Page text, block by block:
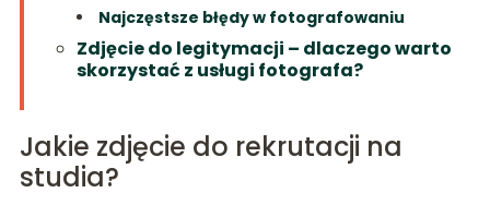
Najczęstsze błędy w fotografowaniu
Zdjęcie do legitymacji – dlaczego warto
skorzystać z usługi fotografa?
Jakie zdjęcie do rekrutacji na
studia?